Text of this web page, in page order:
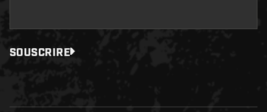
SOUSCRIRE